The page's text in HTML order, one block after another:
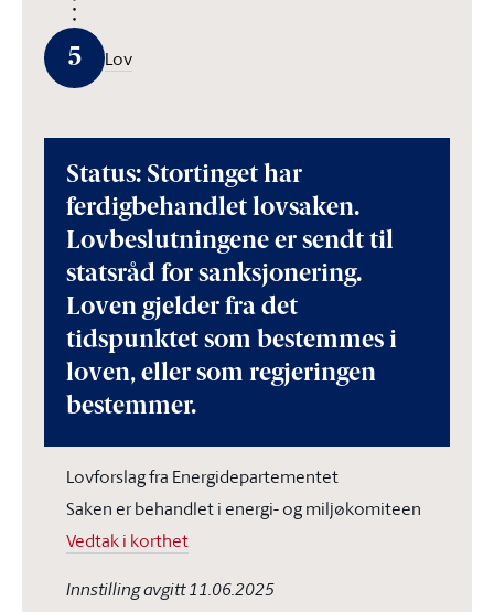
5 Lov
Status: Stortinget har
ferdigbehandlet lovsaken.
Lovbeslutningene er sendt til
statsråd for sanksjonering.
Loven gjelder fra det
tidspunktet som bestemmes i
loven, eller som regjeringen
bestemmer.
Lovforslag fra Energidepartementet
Saken er behandlet i energi- og miljøkomiteen
Vedtak i korthet
Innstilling avgitt 11.06.2025